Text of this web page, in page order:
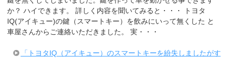
か？ ハイできます。 詳しく内容を聞いてみると・・・ トヨタ
IQ(アイキュー)の鍵（スマートキー）を飲みにいって無くした と
車屋さんからご連絡いただきました。 実・・・
「トヨタIQ（アイキュー）のスマートキーを紛失しましたがす